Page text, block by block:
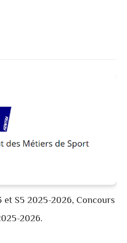
et S5 2025-2026, Concours
2026.